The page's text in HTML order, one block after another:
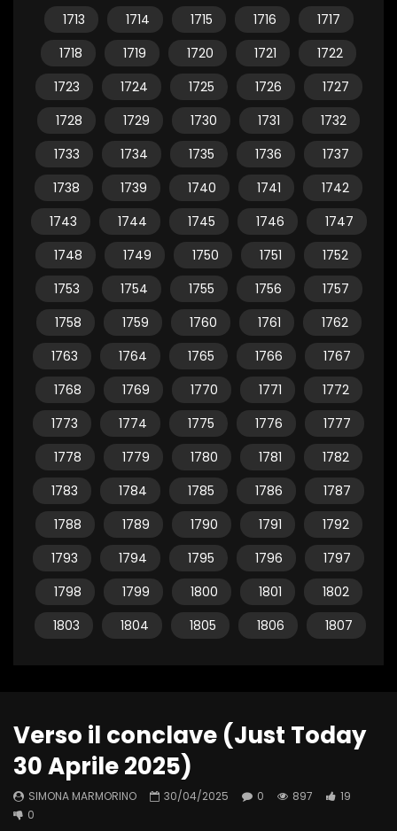
1713
1714 1715 1716
1717
1718
1719 1720 1721
1722
1723
1724 1725 1726
1727
1728
1729 1730 1731
1732
1733
1734 1735 1736
1737
1738
1739 1740 1741
1742
1743
1744 1745 1746
1747
1748
1749 1750 1751
1752
1753
1754 1755 1756
1757
1758
1759 1760 1761
1762
1763
1764 1765 1766
1767
1768
1769 1770 1771
1772
1773
1774 1775 1776
1777
1778
1779 1780 1781
1782
1783
1784 1785 1786
1787
1788
1789 1790 1791
1792
1793
1794 1795 1796
1797
1798
1799 1800 1801
1802
1803
1804 1805 1806 1807
Verso il conclave (Just Today
30 Aprile 2025)
SIMONA MARMORINO 30/04/2025 0 897
19
0